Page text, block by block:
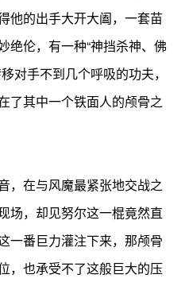
他的出手大开大阖，一套苗
绝伦，有一种“神挡杀神、佛
对手不到几个呼吸的功夫，
了其中一个铁面人的颅骨之
在与风魔最紧张地交战之
场，却见努尔这一棍竟然直
一番巨力灌注下来，那颅骨
，也承受不了这般巨大的压